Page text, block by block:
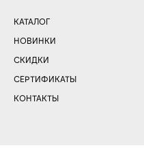
КАТАЛОГ
НОВИНКИ
СКИДКИ
СЕРТИФИКАТЫ
КОНТАКТЫ